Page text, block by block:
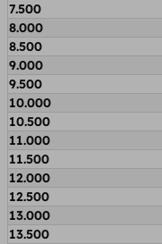
7.500
8.000
8.500
9.000
9.500
10.000
10.500
11.000
11.500
12.000
12.500
13.000
13.500